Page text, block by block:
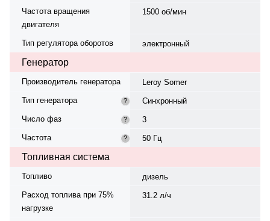
Частота вращения
двигателя
1500 об/мин
Тип регулятора оборотов электронный
Генератор
Производитель генератора
Leroy Somer
Тип генератора
?
Синхронный
Число фаз
?
3
Частота
? 50 Гц
Топливная система
Топливо
дизель
Расход топлива при 75%
нагрузке
31.2 л/ч